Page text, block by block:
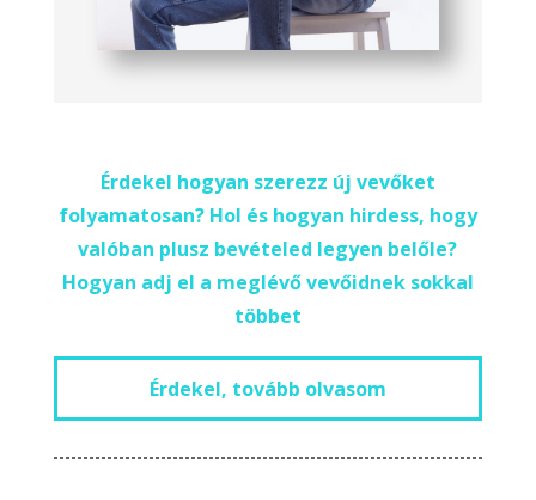
Érdekel hogyan szerezz új vevőket
folyamatosan? Hol és hogyan hirdess, hogy
valóban plusz bevételed legyen belőle?
Hogyan adj el a meglévő vevőidnek sokkal
többet
Érdekel, tovább olvasom